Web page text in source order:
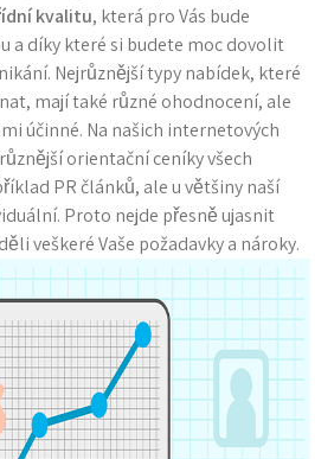
kvalitu, která pro Vás bude
a díky které si budete moc dovolit
Nejrůznější typy nabídek, které
mají také různé ohodnocení, ale
účinné. Na našich internetových
orientační ceníky všech
PR článků, ale u většiny naší
Proto nejde přesně ujasnit
veškeré Vaše požadavky a nároky.